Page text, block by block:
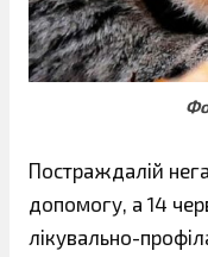
Постраждалій
допомогу, а 14
лікувально-